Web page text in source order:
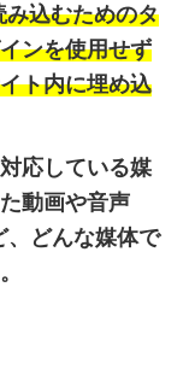
込むためのタ
ンを使用せず
ト内に埋め込
応している媒
動画や音声
、どんな媒体で